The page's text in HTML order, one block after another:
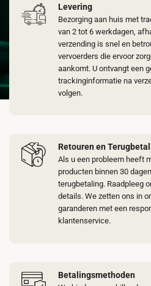
Levering
Bezorging aan huis met
van 2 tot 6 werkdagen,
verzending is snel en
vervoerders die ervoor
aankomt. U ontvangt een
trackinginformatie na
volgen.
Retouren en
Als u een probleem heeft
producten binnen 30
terugbetaling. Raadpleeg
details. We zetten ons in
garanderen met een
klantenservice.
Betalingsmethoden